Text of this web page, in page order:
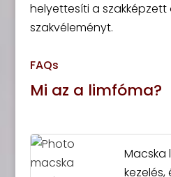
helyettesíti a szakképzett
szakvéleményt.
FAQs
Mi az a limfóma?
Macska